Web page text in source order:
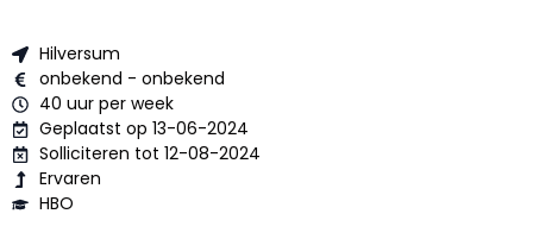
Hilversum
onbekend - onbekend
40 uur per week
Geplaatst op 13-06-2024
Solliciteren tot 12-08-2024
Ervaren
HBO